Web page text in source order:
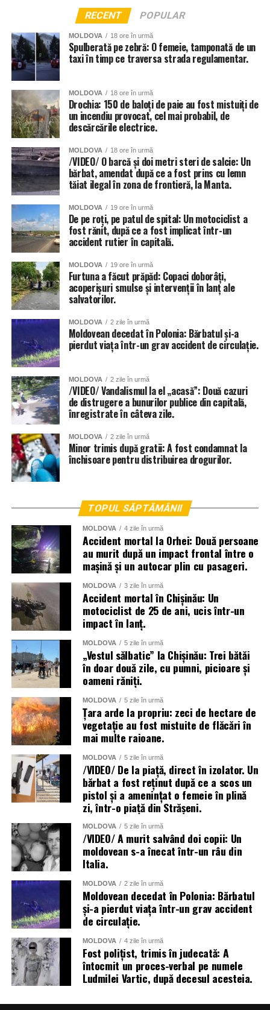
RECENT POPULAR
MOLDOVA 18 ore în urmă
Spulberată pe zebră: O femeie, tamponată de un
taxi în timp ce traversa strada regulamentar.
MOLDOVA 18 ore în urmă
Drochia: 150 de baloți de paie au fost mistuiți de
un incendiu provocat, cel mai probabil, de
descărcările electrice.
MOLDOVA 18 ore în urmă
/VIDEO/ O barcă și doi metri steri de salcie: Un
bărbat, amendat după ce a fost prins cu lemn
tăiat ilegal în zona de frontieră, la Manta.
MOLDOVA 19 ore în urmă
De pe roți, pe patul de spital: Un motociclist a
fost rănit, după ce a fost implicat într-un
accident rutier în capitală.
MOLDOVA 19 ore în urmă
Furtuna a făcut prăpăd: Copaci doborâți,
acoperișuri smulse și intervenții în lanț ale
salvatorilor.
MOLDOVA 2 zile în urmă
Moldovean decedat în Polonia: Bărbatul și-a
pierdut viața într-un grav accident de circulație.
MOLDOVA 2 zile în urmă
/VIDEO/ Vandalismul la el „acasă”: Două cazuri
de distrugere a bunurilor publice din capitală,
înregistrate în câteva zile.
MOLDOVA 2 zile în urmă
Minor trimis după gratii: A fost condamnat la
închisoare pentru distribuirea drogurilor.
TOPUL SĂPTĂMÂNII
MOLDOVA 4 zile în urmă
Accident mortal la Orhei: Două persoane
au murit după un impact frontal între o
mașină și un autocar plin cu pasageri.
MOLDOVA 3 zile în urmă
Accident mortal în Chișinău: Un
motociclist de 25 de ani, ucis într-un
impact în lanț.
MOLDOVA 5 zile în urmă
„Vestul sălbatic” la Chișinău: Trei bătăi
în doar două zile, cu pumni, picioare și
oameni răniți.
MOLDOVA 5 zile în urmă
Țara arde la propriu: zeci de hectare de
vegetație au fost mistuite de flăcări în
mai multe raioane.
MOLDOVA 5 zile în urmă
/VIDEO/ De la piață, direct în izolator. Un
bărbat a fost reținut după ce a scos un
pistol și a amenințat o femeie în plină
zi, într-o piață din Strășeni.
MOLDOVA 5 zile în urmă
/VIDEO/ A murit salvând doi copii: Un
moldovean s-a înecat într-un râu din
Italia.
MOLDOVA 2 zile în urmă
Moldovean decedat în Polonia: Bărbatul
și-a pierdut viața într-un grav accident
de circulație.
MOLDOVA 4 zile în urmă
Fost polițist, trimis în judecată: A
întocmit un proces-verbal pe numele
Ludmilei Vartic, după decesul acesteia.